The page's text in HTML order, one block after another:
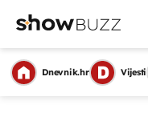
Dnevnik.hr Vijesti